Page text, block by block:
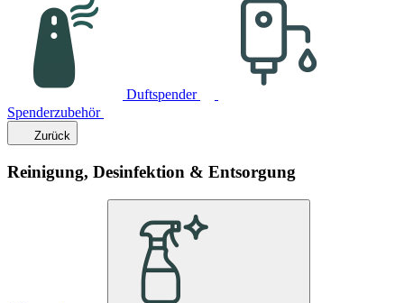
Duftspender
Spenderzubehör
Zurück
Reinigung, Desinfektion & Entsorgung